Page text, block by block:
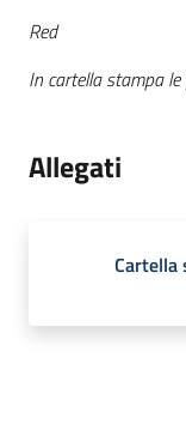
Red
In cartella stampa
Allegati
Cartella